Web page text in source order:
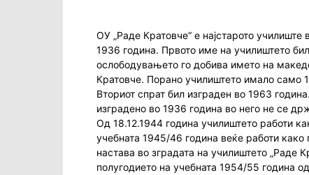
ОУ „Раде Кратовче“ е најстарото училиште
1936 година. Првото име на училиштето
ослободувањето го добива името на
Кратовче. Порано училиштето имало само
Вториот спрат бил изграден во 1963
изградено во 1936 година во него не се
Од 18.12.1944 година училиштето работи
учебната 1945/46 година веќе работи како
настава во зградата на училиштето „Раде
полугодието на учебната 1954/55 година